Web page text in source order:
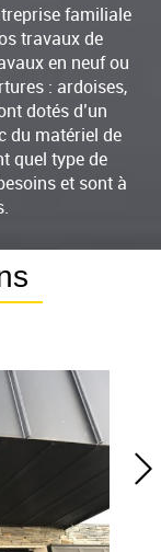
familiale
travaux de
en neuf ou
: ardoises,
dotés d’un
du matériel de
quel type de
et sont à